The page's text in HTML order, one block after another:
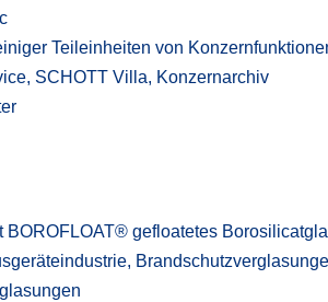
Teileinheiten von
SCHOTT Villa, Konzernarchiv
BOROFLOAT® gefloatetes